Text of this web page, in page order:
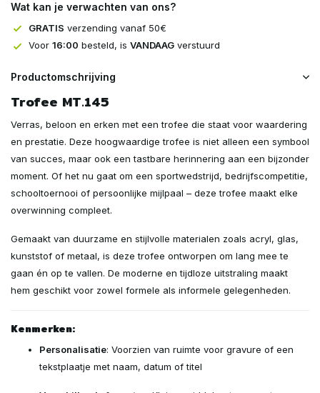
Wat kan je verwachten van ons?
GRATIS verzending vanaf 50€
Voor 16:00 besteld, is VANDAAG verstuurd
Productomschrijving
Trofee MT.145
Verras, beloon en erken met een trofee die staat voor waardering
en prestatie. Deze hoogwaardige trofee is niet alleen een symbool
van succes, maar ook een tastbare herinnering aan een bijzonder
moment. Of het nu gaat om een sportwedstrijd, bedrijfscompetitie,
schooltoernooi of persoonlijke mijlpaal – deze trofee maakt elke
overwinning compleet.
Gemaakt van duurzame en stijlvolle materialen zoals acryl, glas,
kunststof of metaal, is deze trofee ontworpen om lang mee te
gaan én op te vallen. De moderne en tijdloze uitstraling maakt
hem geschikt voor zowel formele als informele gelegenheden.
Kenmerken:
Personalisatie: Voorzien van ruimte voor gravure of een
tekstplaatje met naam, datum of titel